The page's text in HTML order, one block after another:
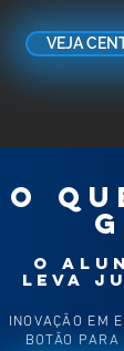
VEJA
O
O
LEVA
INOVAÇÃO EM
BOTÃO PARA